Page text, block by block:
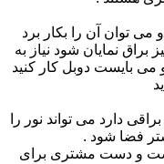
توان آن را بکار برد
نمایان شود نیاز به
می بایست دوبل کار کنید
دارد می تواند نور را
فضا شود .
و دست مشتری برای